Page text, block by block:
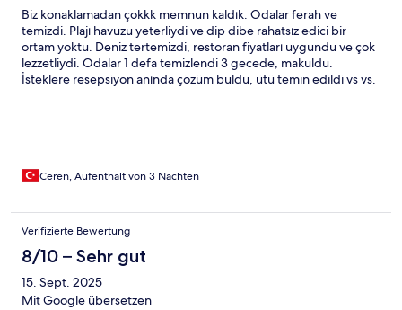
Biz konaklamadan çokkk memnun kaldık. Odalar ferah ve
temizdi. Plajı havuzu yeterliydi ve dip dibe rahatsız edici bir
ortam yoktu. Deniz tertemizdi, restoran fiyatları uygundu ve çok
lezzetliydi. Odalar 1 defa temizlendi 3 gecede, makuldu.
İsteklere resepsiyon anında çözüm buldu, ütü temin edildi vs vs.
pekmez nutella zeytinyağı zeytinler reçel bal tereyağ... müthişti
kapsüller, ayrıca havlu takımları, plajda da ayrı havlu temin
etmeleri vs. hepsi ve manzalar.. efsaneydi.
Ceren, Aufenthalt von 3 Nächten
Verifizierte Bewertung
8/10 – Sehr gut
15. Sept. 2025
Mit Google übersetzen